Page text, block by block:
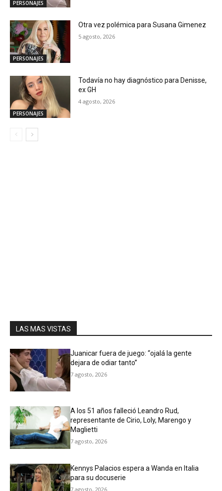
PERSONAJES
PERSONAJES
Otra vez polémica para Susana Gimenez
5 agosto, 2026
PERSONAJES
Todavía no hay diagnóstico para Denisse,
ex GH
4 agosto, 2026
LAS MAS VISTAS
Juanicar fuera de juego: “ojalá la gente
dejara de odiar tanto”
7 agosto, 2026
A los 51 años falleció Leandro Rud,
representante de Cirio, Loly, Marengo y
Maglietti
7 agosto, 2026
Kennys Palacios espera a Wanda en Italia
para su docuserie
7 agosto, 2026